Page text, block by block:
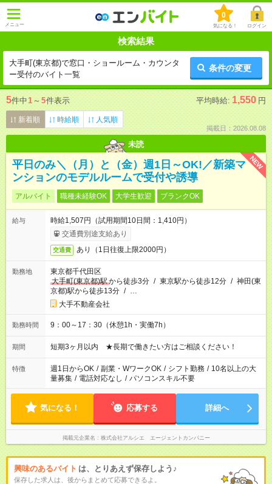
メニュー
0
気になる！ ログイン
検索結果
大手町(東京都)で窓口・ショールーム・カウンタ
ー受付のバイト一覧
条件の変更
5件中1 ～ 5件表示 平均時給: 1,550 円
新着順 時給順 人気順
掲載日：2026.08.08
未読
NEW
平日のみ＼（月）と（金）週1日～OK!／新築マ
ンションのモデルルームで受付や誘導
アルバイト 職種未経験OK 大学生歓迎 ブランクOK
給与
時給1,507円（試用期間10日間：1,410円）
交通費別途支給あり
交通費 あり（1日往復上限2000円）
勤務地
東京都千代田区
大手町(東京都)駅から徒歩3分 / 東京駅から徒歩12分 / 神田(東
京都)駅から徒歩13分 / …
大手不動産会社
勤務時間 9：00～17：30（休憩1h・実働7h）
期間 短期3ヶ月以内 ★長期で働きたい方はご相談ください！
特徴 週1日からOK / 副業・WワークOK / シフト勤務 / 10名以上の大
量募集 / 電話対応なし / パソコンスキル不要
気になる！ 応募する 詳細へ
掲載元企業名 株式会社アルシエ エージェントカンパニー
興味のあるバイト は、とりあえず保存しよう♪
保存した求人は、後からまとめて応募できるよ。